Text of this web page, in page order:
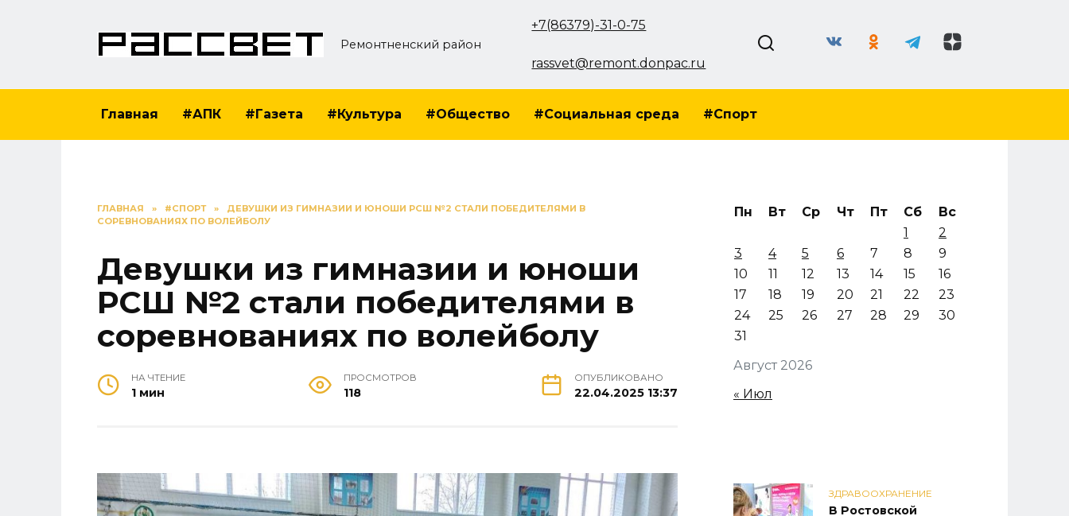
Ремонтненский район
+7(86379)-31-0-75
rassvet@remont.donpac.ru
Главная #АПК #Газета #Культура #Общество #Социальная среда #Спорт
ГЛАВНАЯ » #СПОРТ »
ДЕВУШКИ ИЗ ГИМНАЗИИ И ЮНОШИ РСШ №2 СТАЛИ ПОБЕДИТЕЛЯМИ В
СОРЕВНОВАНИЯХ ПО ВОЛЕЙБОЛУ
Девушки из гимназии и юноши
РСШ №2 стали победителями в
соревнованиях по волейболу
НА ЧТЕНИЕ
1 мин
ПРОСМОТРОВ
118
ОПУБЛИКОВАНО
22.04.2025 13:37
Август 2026
Пн Вт Ср Чт Пт Сб
Вс
1
2
3
4 5 6 7 8
9
10
11 12 13 14 15
16
17
18 19 20 21 22
23
24
25 26 27 28 29
30
31
« Июл
ЗДРАВООХРАНЕНИЕ
В Ростовской